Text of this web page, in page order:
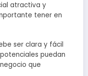
atractiva y
tener en
ser clara y fácil
puedan
que